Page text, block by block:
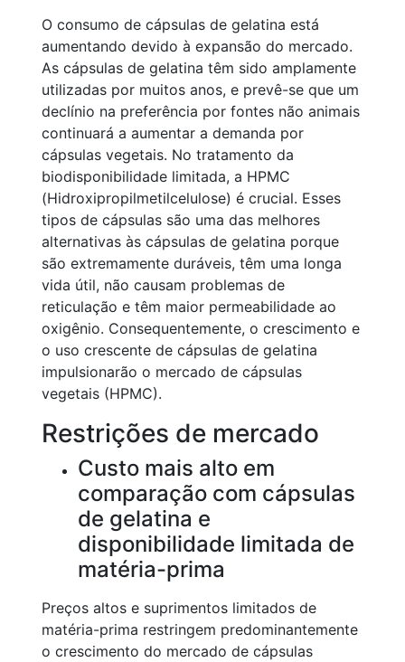
O consumo de cápsulas de gelatina está
aumentando devido à expansão do mercado.
As cápsulas de gelatina têm sido amplamente
utilizadas por muitos anos, e prevê-se que um
declínio na preferência por fontes não animais
continuará a aumentar a demanda por
cápsulas vegetais. No tratamento da
biodisponibilidade limitada, a HPMC
(Hidroxipropilmetilcelulose) é crucial. Esses
tipos de cápsulas são uma das melhores
alternativas às cápsulas de gelatina porque
são extremamente duráveis, têm uma longa
vida útil, não causam problemas de
reticulação e têm maior permeabilidade ao
oxigênio. Consequentemente, o crescimento e
o uso crescente de cápsulas de gelatina
impulsionarão o mercado de cápsulas
vegetais (HPMC).
Restrições de mercado
Custo mais alto em
comparação com cápsulas
de gelatina e
disponibilidade limitada de
matéria-prima
Preços altos e suprimentos limitados de
matéria-prima restringem predominantemente
o crescimento do mercado de cápsulas